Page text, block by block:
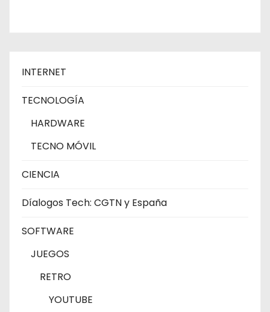
INTERNET
TECNOLOGÍA
HARDWARE
TECNO MÓVIL
CIENCIA
Díalogos Tech: CGTN y España
SOFTWARE
JUEGOS
RETRO
YOUTUBE